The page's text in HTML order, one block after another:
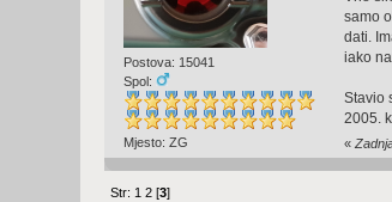
Postova: 15041
Spol:
Mjesto: ZG
samo
dati.
iako
Stavio
2005.
«
Str: 1 2 [3]